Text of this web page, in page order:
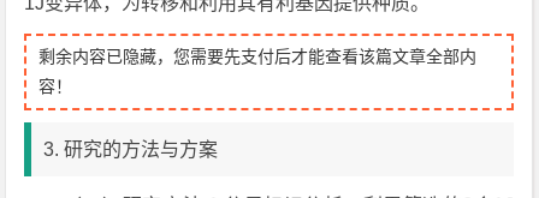
剩余内容已隐藏，您需要先支付后才能查看该篇文章全部内
容！
3. 研究的方法与方案